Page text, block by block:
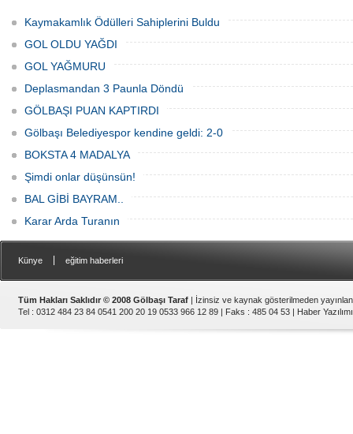
Mücahit Öztürk ve Mehmet Tevfik
Erdenerin yapmaktadır.2012 yılında
Ülkemize Dünya Şampiyonluğu yaşatan
durumda.
altında futbol turnuvası için kuralar
çekildi.
Kaymakamlık Ödülleri Sahiplerini Buldu
GOL OLDU YAĞDI
GOL YAĞMURU
Deplasmandan 3 Paunla Döndü
GÖLBAŞI PUAN KAPTIRDI
Gölbaşı Belediyespor kendine geldi: 2-0
BOKSTA 4 MADALYA
Şimdi onlar düşünsün!
BAL GİBİ BAYRAM..
Karar Arda Turanın
Künye eğitim haberleri
Tüm Hakları Saklıdır © 2008 Gölbaşı Taraf | İzinsiz ve kaynak gösterilmeden
Tel : 0312 484 23 84 0541 200 20 19 0533 966 12 89 | Faks : 485 04 53 | Haber Yazılımı